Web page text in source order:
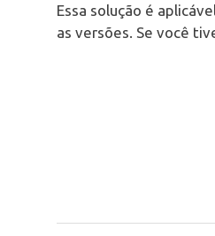
Essa solução é
as versões. Se você